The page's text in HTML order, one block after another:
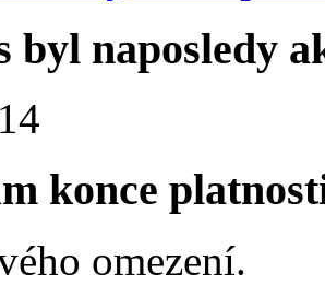
byl naposledy
konce
omezení.